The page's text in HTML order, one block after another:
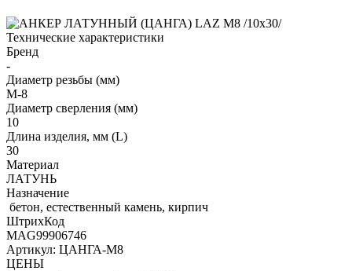
Технические характеристики
Бренд
-
Диаметр резьбы (мм)
М-8
Диаметр сверления (мм)
10
Длина изделия, мм (L)
30
Материал
ЛАТУНЬ
Назначение
бетон, естественный камень, кирпич
ШтрихКод
MAG99906746
Артикул: ЦАНГА-М8
ЦЕНЫ